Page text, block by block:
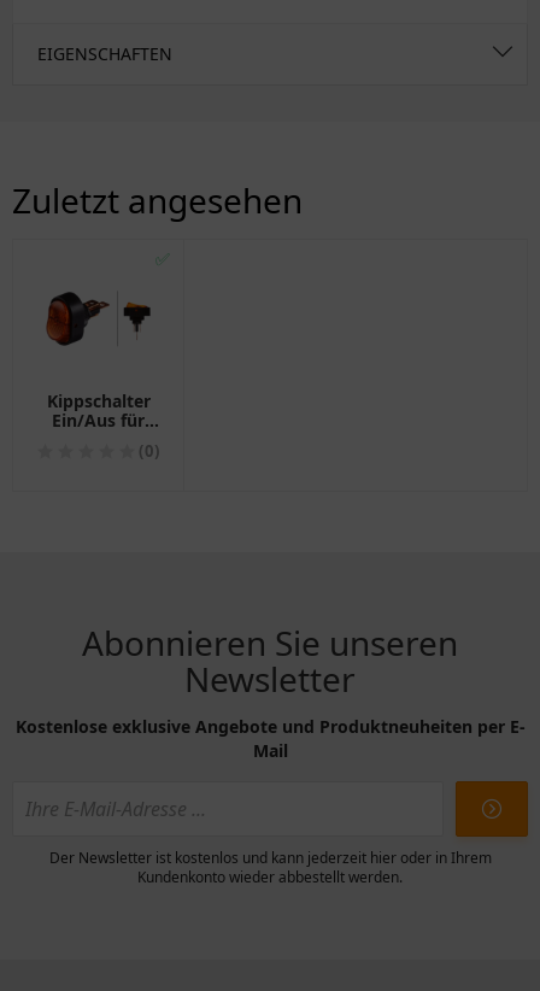
EIGENSCHAFTEN
Zuletzt angesehen
✅
Kippschalter
Ein/Aus für
Motorräder(0)
Abonnieren Sie unseren
Newsletter
Kostenlose exklusive Angebote und Produktneuheiten per E-
Mail
Der Newsletter ist kostenlos und kann jederzeit hier oder in Ihrem
Kundenkonto wieder abbestellt werden.